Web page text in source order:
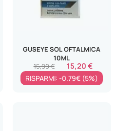
GUSEYE SOL OFTALMICA
10ML
15,20 €
15,99 €
RISPARMI: -0.79€ (5%)